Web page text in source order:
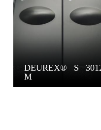
DEUREX® S
M